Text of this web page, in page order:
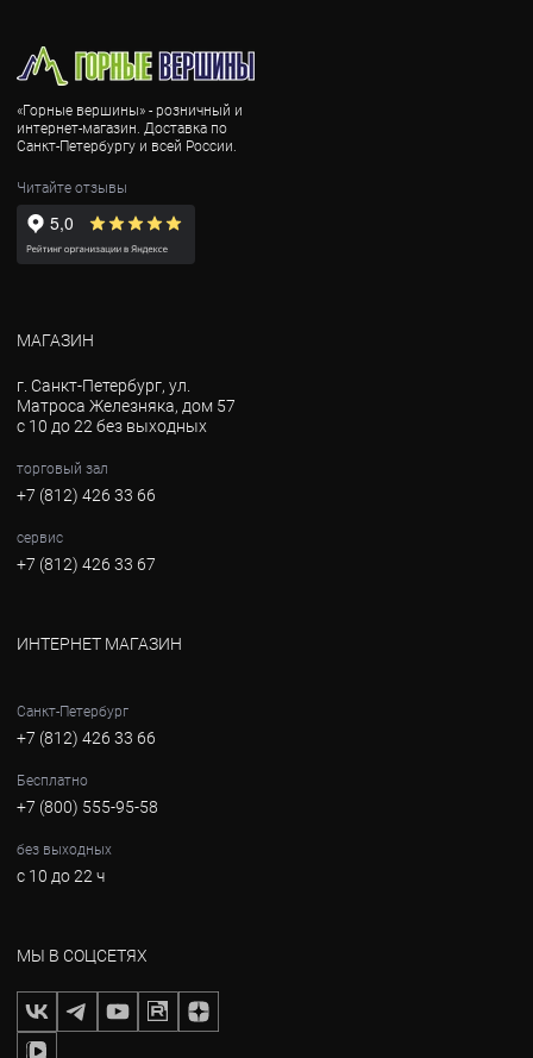
«Горные вершины» - розничный и
интернет-магазин. Доставка по
Санкт-Петербургу и всей России.
Читайте отзывы
МАГАЗИН
г. Санкт-Петербург, ул.
Матроса Железняка, дом 57
с 10 до 22 без выходных
торговый зал
+7 (812) 426 33 66
сервис
+7 (812) 426 33 67
ИНТЕРНЕТ МАГАЗИН
Санкт-Петербург
+7 (812) 426 33 66
Бесплатно
+7 (800) 555-95-58
без выходных
с 10 до 22 ч
МЫ В СОЦСЕТЯХ